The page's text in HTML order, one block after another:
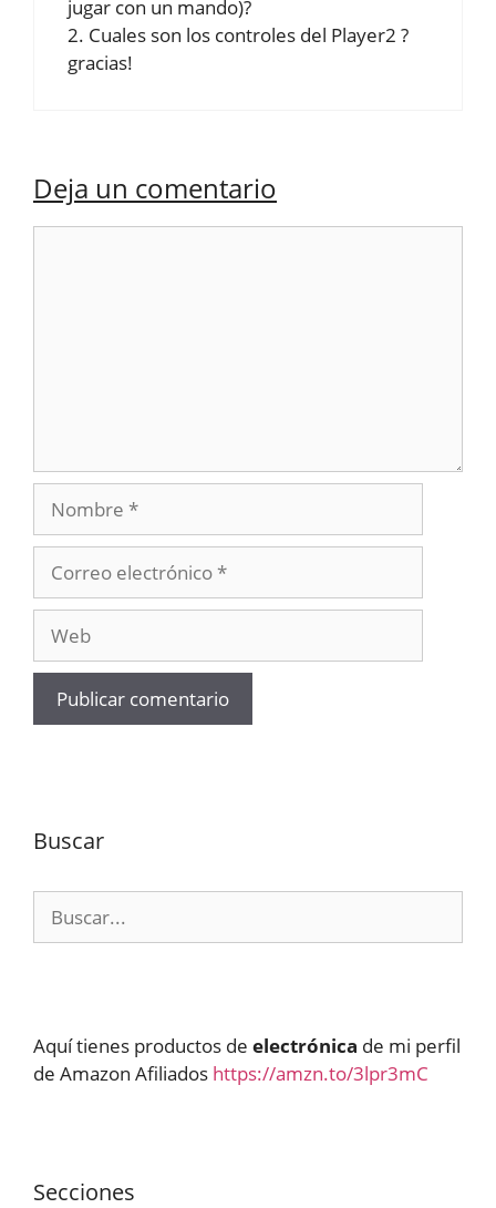
jugar con un mando)?
2. Cuales son los controles del Player2 ?
gracias!
Deja un comentario
Nombre
electrónico
Buscar
Aquí tienes productos de electrónica de mi perfil
de Amazon Afiliados https://amzn.to/3lpr3mC
Secciones